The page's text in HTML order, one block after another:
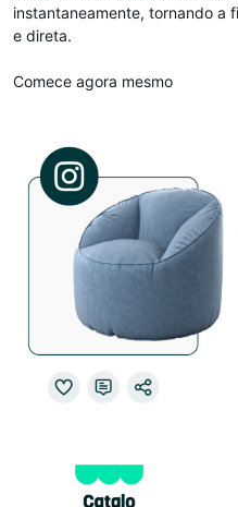
instantaneamente, tornando a
e direta.
Comece agora mesmo